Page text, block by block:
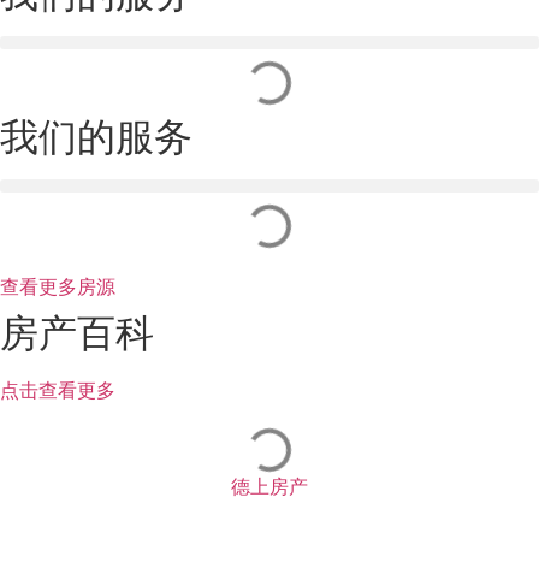
我们的服务
查看更多房源
房产百科
点击查看更多
德上房产